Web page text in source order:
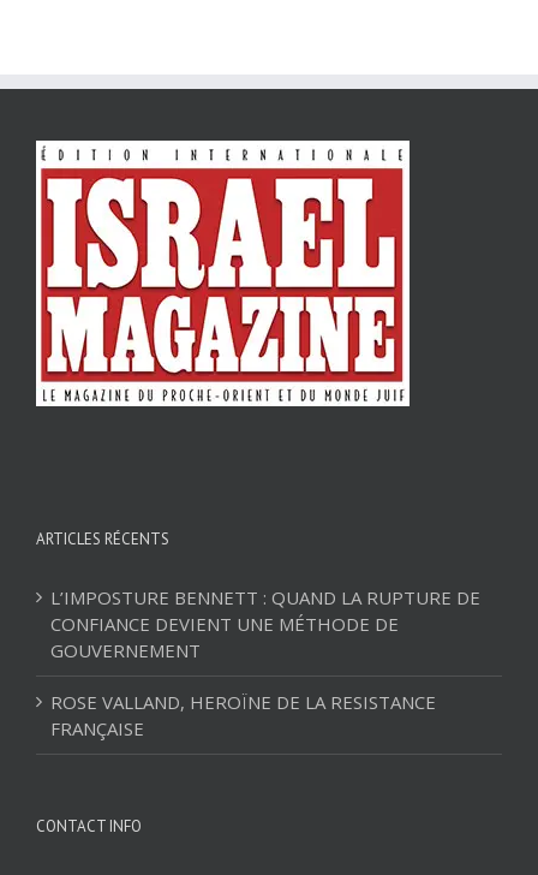
ARTICLES RÉCENTS
L’IMPOSTURE BENNETT : QUAND LA RUPTURE DE
CONFIANCE DEVIENT UNE MÉTHODE DE
GOUVERNEMENT
ROSE VALLAND, HEROÏNE DE LA RESISTANCE
FRANÇAISE
CONTACT INFO